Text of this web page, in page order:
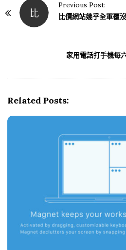
P
比
Previous Post:
比價網站幾乎全軍覆沒
家用電話打手機每
Related Posts: